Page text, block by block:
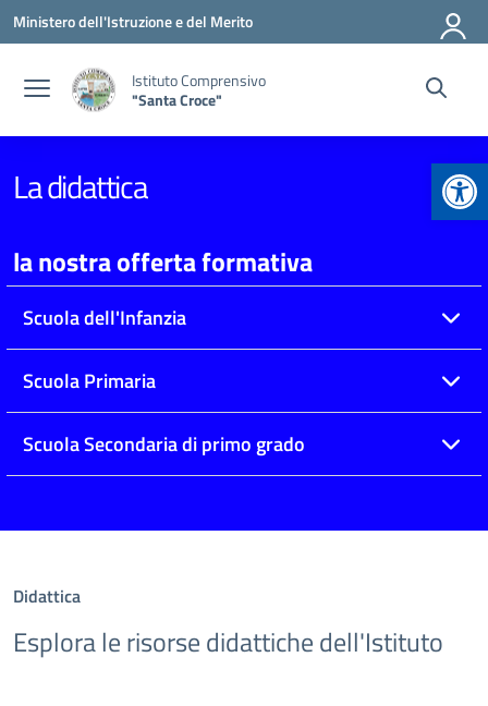
Vai ai contenuti
Vai al menu di navigazione
Vai al footer
Ministero dell'Istruzione e del Merito
Istituto Comprensivo
"Santa Croce"
La didattica
la nostra offerta formativa
Scuola dell'Infanzia
Scuola Primaria
Scuola Secondaria di primo grado
Didattica
Esplora le risorse didattiche dell'Istituto